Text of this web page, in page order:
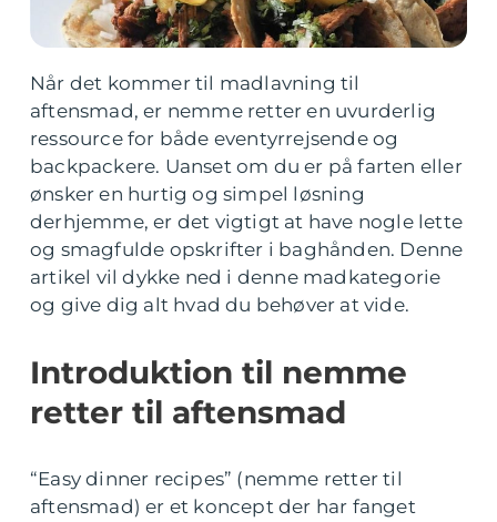
Når det kommer til madlavning til
aftensmad, er nemme retter en uvurderlig
ressource for både eventyrrejsende og
backpackere. Uanset om du er på farten eller
ønsker en hurtig og simpel løsning
derhjemme, er det vigtigt at have nogle lette
og smagfulde opskrifter i baghånden. Denne
artikel vil dykke ned i denne madkategorie
og give dig alt hvad du behøver at vide.
Introduktion til nemme
retter til aftensmad
“Easy dinner recipes” (nemme retter til
aftensmad) er et koncept der har fanget